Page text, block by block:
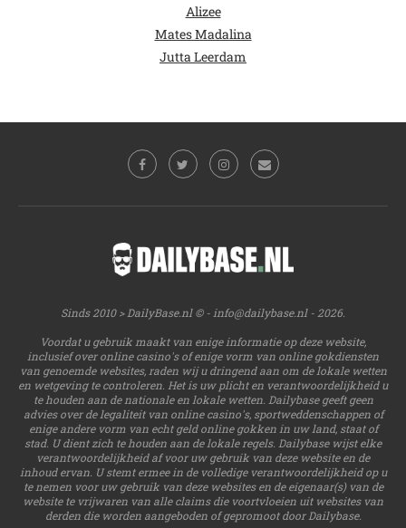
Alizee
Mates Madalina
Jutta Leerdam
Sinds 2010 > DailyBase.nl © -info@dailybase.nl- 2026.
Voordat u gebruik maakt van enige informatie op deze website,
inclusief over online casino's of enige vorm van online gokdiensten
van genoemde websites, raden wij u dringend aan om de lokale wetten
en wetgeving te controleren. Het is uw plicht en verantwoordelijkheid u
te houden aan de nationale en lokale wetten. Dailybase geeft geen
advies over de legaliteit van online casino's, sportweddenschappen of
enige andere vorm van echt geld online gokken in uw land, staat of
stad. U dient zich te houden aan de lokale regels. Dailybase wijst elke
verantwoordelijkheid af voor uw gebruik van deze website en de
inhoud ervan. U stemt ermee in de volledige verantwoordelijkheid op u
te nemen voor uw gebruik van deze websites en de eigenaar(s) van de
website te vrijwaren van alle claims die voortvloeien uit websites van
derden die worden aangeboden of gepromoot door Dailybase.